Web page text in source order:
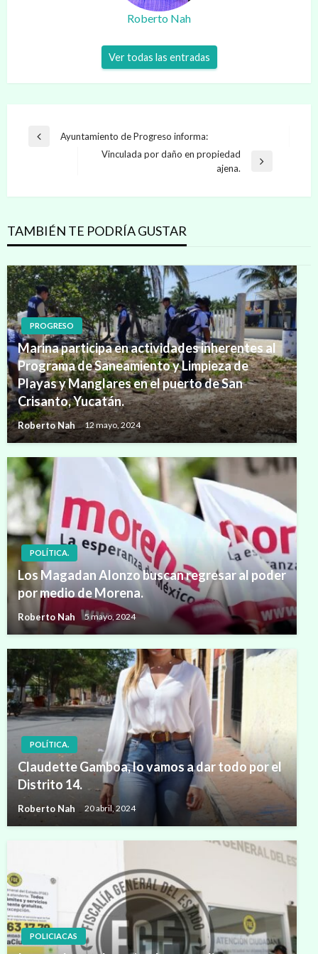
Roberto Nah
Ver todas las entradas
Navegación
Entrada
Ayuntamiento de Progreso informa:
Vinculada por daño en propiedad
ajena.
TAMBIÉN TE PODRÍA GUSTAR
PROGRESO
Marina participa en actividades inherentes al
Programa de Saneamiento y Limpieza de
Playas y Manglares en el puerto de San
Crisanto, Yucatán.
Roberto Nah 12 mayo, 2024
POLÍTICA.
Los Magadan Alonzo buscan regresar al poder
por medio de Morena.
Roberto Nah 5 mayo, 2024
POLÍTICA.
Claudette Gamboa, lo vamos a dar todo por el
Distrito 14.
Roberto Nah 20 abril, 2024
POLICIACAS